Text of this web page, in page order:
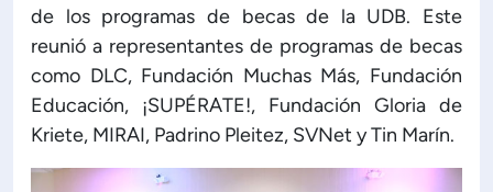
de los programas de becas de la UDB. Este
reunió a representantes de programas de becas
como DLC, Fundación Muchas Más, Fundación
Educación, ¡SUPÉRATE!, Fundación Gloria de
Kriete, MIRAI, Padrino Pleitez, SVNet y Tin Marín.